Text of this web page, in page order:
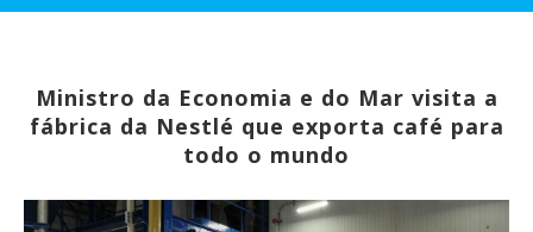
Ministro da Economia e do Mar visita a
fábrica da Nestlé que exporta café para
todo o mundo